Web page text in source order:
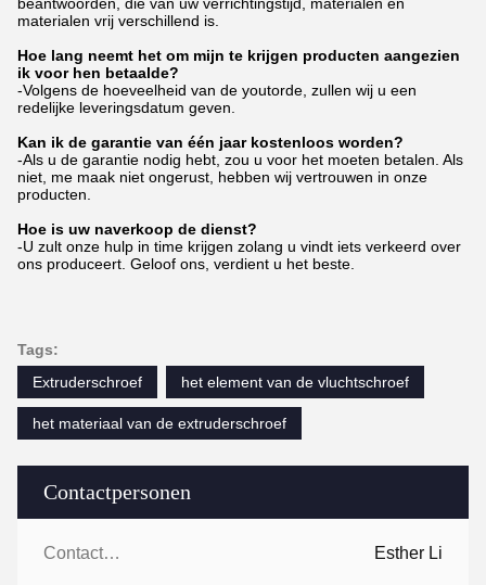
Contactpersonen
Contactpersonen: Esther Li
beantwoorden, die van uw verrichtingstijd, materialen en
materialen vrij verschillend is.
Hoe lang neemt het om mijn te krijgen producten aangezien
ik voor hen betaalde?
-Volgens de hoeveelheid van de youtorde, zullen wij u een
redelijke leveringsdatum geven.
Kan ik de garantie van één jaar kostenloos worden?
-Als u de garantie nodig hebt, zou u voor het moeten betalen. Als
niet, me maak niet ongerust, hebben wij vertrouwen in onze
producten.
Hoe is uw naverkoop de dienst?
-U zult onze hulp in time krijgen zolang u vindt iets verkeerd over
ons produceert. Geloof ons, verdient u het beste.
Tags:
Extruderschroef
het element van de vluchtschroef
het materiaal van de extruderschroef